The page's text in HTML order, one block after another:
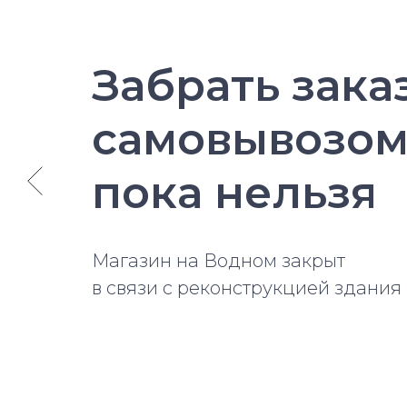
Забрать
пока нельзя
Магазин на Водном закрыт
в связи с реконструкцией здания